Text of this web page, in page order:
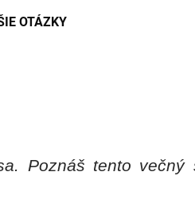
OTÁZKY
Poznáš tento večný